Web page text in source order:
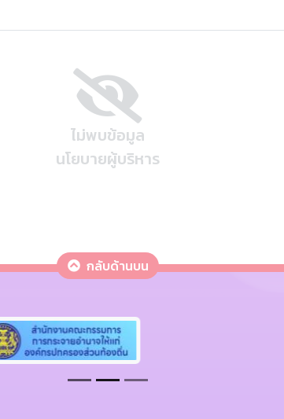
ไม่พบข้อมูล
นโยบายผู้บริหาร
กลับด้านบน